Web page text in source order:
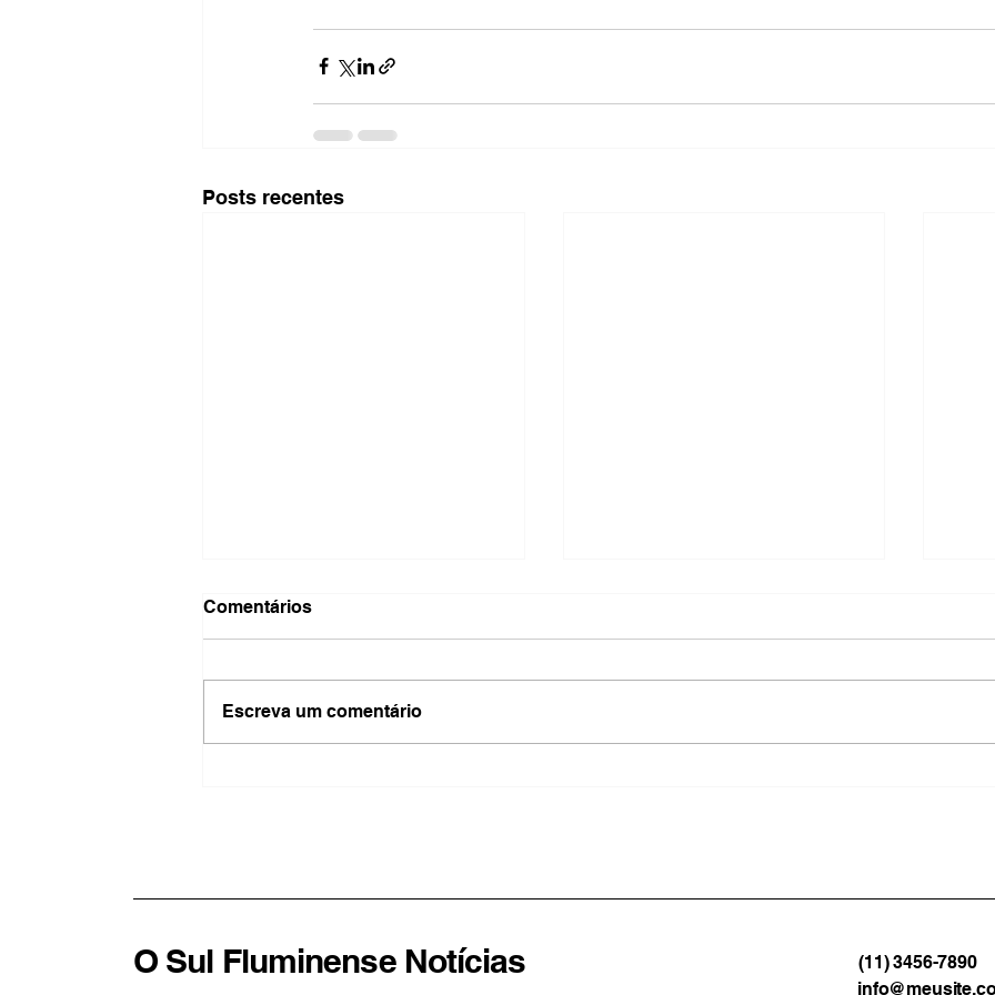
Posts recentes
Comentários
Escreva um comentário
O Sul Fluminense Notícias (11) 3456-7890